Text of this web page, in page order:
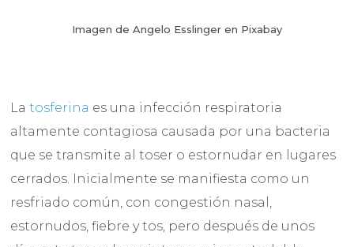
Imagen de Angelo Esslinger en Pixabay
Latosferina es una infección respiratoria
altamente contagiosa causada por una bacteria
que se transmite al toser o estornudar en lugares
cerrados. Inicialmente se manifiesta como un
resfriado común, con congestión nasal,
estornudos, fiebre y tos, pero después de unos